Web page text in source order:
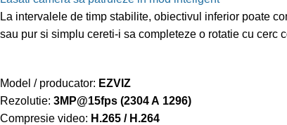
La intervalele de timp stabilite, obiectivul inferior poate
sau pur si simplu cereti-i sa completeze o rotatie cu cerc
Model / producator: EZVIZ
Rezolutie: 3MP@15fps (2304 A 1296)
Compresie video: H.265 / H.264